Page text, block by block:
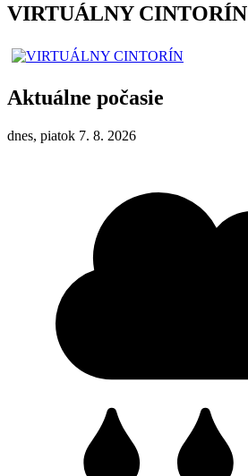
VIRTUÁLNY CINTORÍN
Aktuálne počasie
dnes, piatok 7. 8. 2026